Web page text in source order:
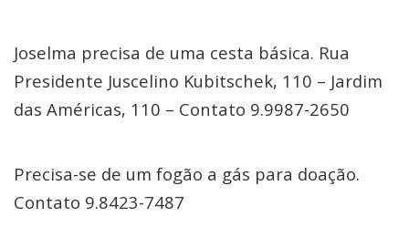
Joselma precisa de uma cesta básica. Rua
Presidente Juscelino Kubitschek, 110 – Jardim
das Américas, 110 – Contato 9.9987-2650
Precisa-se de um fogão a gás para doação.
Contato 9.8423-7487